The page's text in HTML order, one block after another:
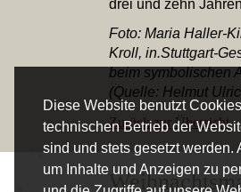
Diese Website benutzt
technischen Betrieb der
sind und stets gesetzt werden.
um Inhalte und Anzeigen zu
drei und zehn
Foto: Maria Haller-
Kroll, in.Stuttgart-
beim symbolischen
(Quelle: Helmut
Zurück zur Übersicht